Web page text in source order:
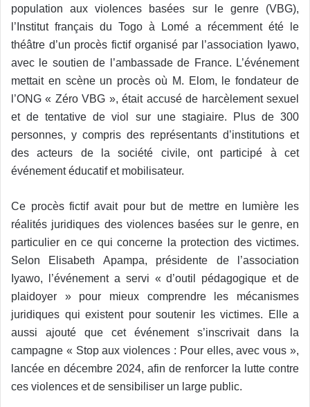
population aux violences basées sur le genre (VBG),
l’Institut français du Togo à Lomé a récemment été le
théâtre d’un procès fictif organisé par l’association Iyawo,
avec le soutien de l’ambassade de France. L’événement
mettait en scène un procès où M. Elom, le fondateur de
l’ONG « Zéro VBG », était accusé de harcèlement sexuel
et de tentative de viol sur une stagiaire. Plus de 300
personnes, y compris des représentants d’institutions et
des acteurs de la société civile, ont participé à cet
événement éducatif et mobilisateur.
Ce procès fictif avait pour but de mettre en lumière les
réalités juridiques des violences basées sur le genre, en
particulier en ce qui concerne la protection des victimes.
Selon Elisabeth Apampa, présidente de l’association
Iyawo, l’événement a servi « d’outil pédagogique et de
plaidoyer » pour mieux comprendre les mécanismes
juridiques qui existent pour soutenir les victimes. Elle a
aussi ajouté que cet événement s’inscrivait dans la
campagne « Stop aux violences : Pour elles, avec vous »,
lancée en décembre 2024, afin de renforcer la lutte contre
ces violences et de sensibiliser un large public.